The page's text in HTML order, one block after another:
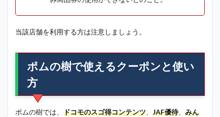
当該店舗を利用する方は注意しましょう。
ポムの樹で使えるクーポンと使い
方
ポムの樹では、 ドコモのスゴ得コンテンツ JAF優待、 みん